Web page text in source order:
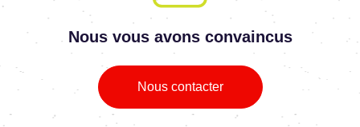
Nous vous avons convaincus
Nous contacter